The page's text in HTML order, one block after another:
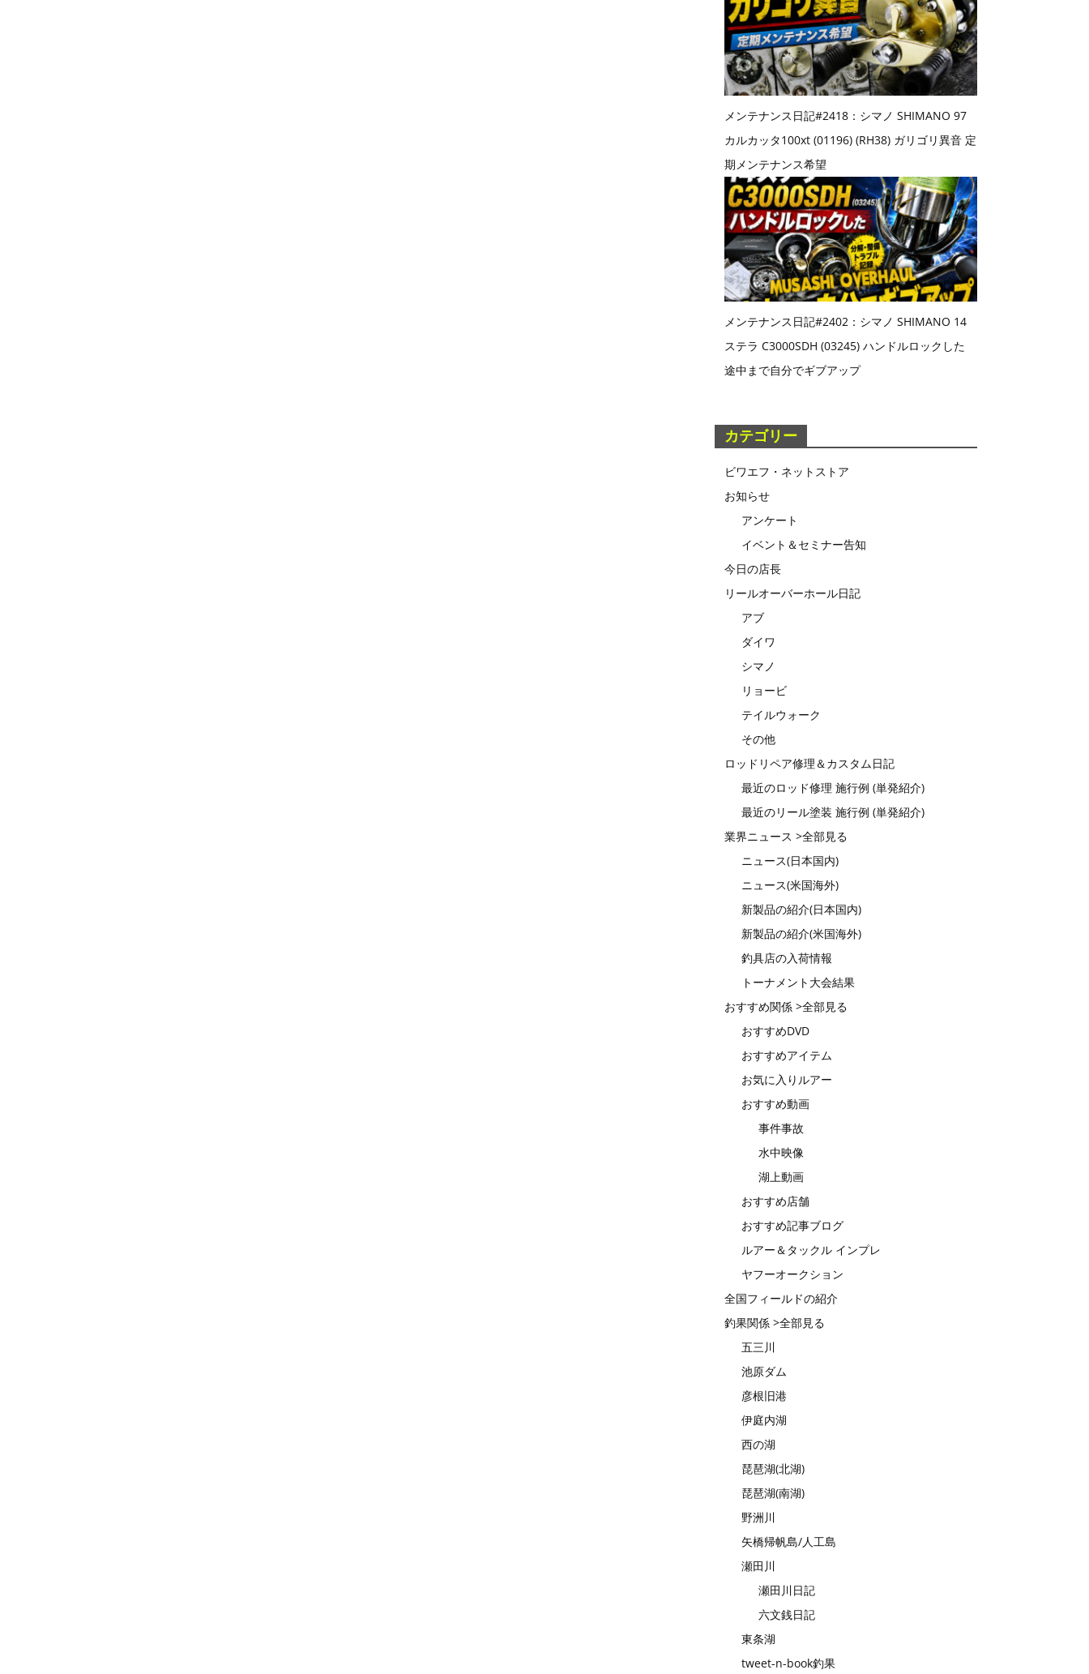
メンテナンス日記#2418：シマノ SHIMANO 97
カルカッタ100xt (01196) (RH38) ガリゴリ異音 定
期メンテナンス希望
メンテナンス日記#2402：シマノ SHIMANO 14
ステラ C3000SDH (03245) ハンドルロックした
途中まで自分でギブアップ
カテゴリー
ビワエフ・ネットストア
お知らせ
アンケート
イベント＆セミナー告知
今日の店長
リールオーバーホール日記
アブ
ダイワ
シマノ
リョービ
テイルウォーク
その他
ロッドリペア修理＆カスタム日記
最近のロッド修理 施行例 (単発紹介)
最近のリール塗装 施行例 (単発紹介)
業界ニュース >全部見る
ニュース(日本国内)
ニュース(米国海外)
新製品の紹介(日本国内)
新製品の紹介(米国海外)
釣具店の入荷情報
トーナメント大会結果
おすすめ関係 >全部見る
おすすめDVD
おすすめアイテム
お気に入りルアー
おすすめ動画
事件事故
水中映像
湖上動画
おすすめ店舗
おすすめ記事ブログ
ルアー＆タックル インプレ
ヤフーオークション
全国フィールドの紹介
釣果関係 >全部見る
五三川
池原ダム
彦根旧港
伊庭内湖
西の湖
琵琶湖(北湖)
琵琶湖(南湖)
野洲川
矢橋帰帆島/人工島
瀬田川
瀬田川日記
六文銭日記
東条湖
tweet-n-book釣果